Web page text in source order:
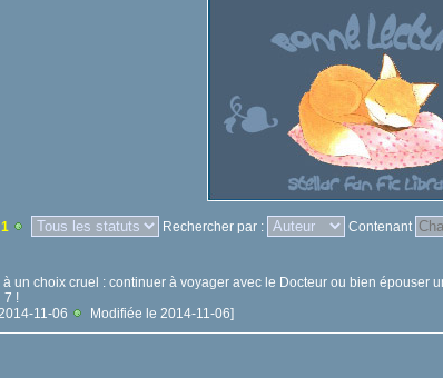
1 Rechercher par : Contenant
un choix cruel : continuer à voyager avec le Docteur ou bien
7 !
11-06 Modifiée le 2014-11-06]